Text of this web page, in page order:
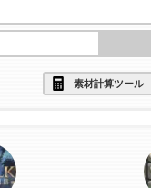
素材計算ツール